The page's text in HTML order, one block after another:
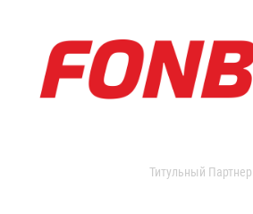
Титульный Партнер